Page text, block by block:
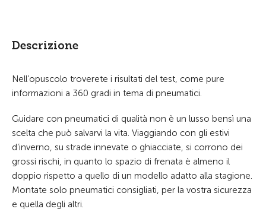
Descrizione
Nell’opuscolo troverete i risultati del test, come pure
informazioni a 360 gradi in tema di pneumatici.
Guidare con pneumatici di qualità non è un lusso bensì una
scelta che può salvarvi la vita. Viaggiando con gli estivi
d’inverno, su strade innevate o ghiacciate, si corrono dei
grossi rischi, in quanto lo spazio di frenata è almeno il
doppio rispetto a quello di un modello adatto alla stagione.
Montate solo pneumatici consigliati, per la vostra sicurezza
e quella degli altri.